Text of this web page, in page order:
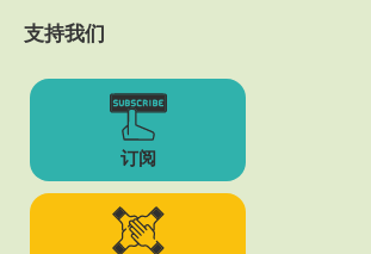
支持我们
订阅